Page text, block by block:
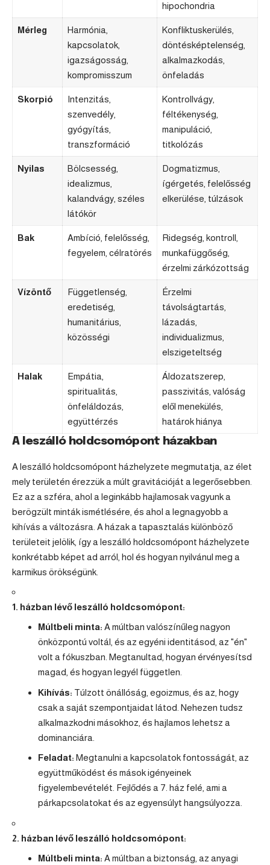
hipochondria
Mérleg
Harmónia,
kapcsolatok,
igazságosság,
kompromisszum
Konfliktuskerülés,
döntésképtelenség,
alkalmazkodás,
önfeladás
Skorpió
Intenzitás,
szenvedély,
gyógyítás,
transzformáció
Kontrollvágy,
féltékenység,
manipuláció,
titkolózás
Nyilas
Bölcsesség,
idealizmus,
kalandvágy, széles
látókör
Dogmatizmus,
ígérgetés, felelősség
elkerülése, túlzások
Bak
Ambíció, felelősség,
fegyelem, célratörés
Ridegség, kontroll,
munkafüggőség,
érzelmi zárkózottság
Vízöntő
Függetlenség,
eredetiség,
humanitárius,
közösségi
Érzelmi
távolságtartás,
lázadás,
individualizmus,
elszigeteltség
Halak
Empátia,
spiritualitás,
önfeláldozás,
együttérzés
Áldozatszerep,
passzivitás, valóság
elől menekülés,
határok hiánya
A leszálló holdcsomópont házakban
A leszálló holdcsomópont házhelyzete megmutatja, az élet
mely területén érezzük a múlt gravitációját a legerősebben.
Ez az a szféra, ahol a leginkább hajlamosak vagyunk a
berögzült minták ismétlésére, és ahol a legnagyobb a
kihívás a változásra. A házak a tapasztalás különböző
területeit jelölik, így a leszálló holdcsomópont házhelyzete
konkrétabb képet ad arról, hol és hogyan nyilvánul meg a
karmikus örökségünk.
1. házban lévő leszálló holdcsomópont:
Múltbeli minta: A múltban valószínűleg nagyon
önközpontú voltál, és az egyéni identitásod, az "én"
volt a fókuszban. Megtanultad, hogyan érvényesítsd
magad, és hogyan legyél független.
Kihívás: Túlzott önállóság, egoizmus, és az, hogy
csak a saját szempontjaidat látod. Nehezen tudsz
alkalmazkodni másokhoz, és hajlamos lehetsz a
dominanciára.
Feladat: Megtanulni a kapcsolatok fontosságát, az
együttműködést és mások igényeinek
figyelembevételét. Fejlődés a 7. ház felé, ami a
párkapcsolatokat és az egyensúlyt hangsúlyozza.
2. házban lévő leszálló holdcsomópont:
Múltbeli minta: A múltban a biztonság, az anyagi